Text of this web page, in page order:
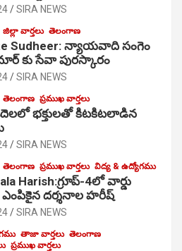
SIRA NEWS
జిల్లా వార్తలు తెలంగాణ
Sudheer: న్యాయవాది సంగెం
కు సేవా పురస్కారం
SIRA NEWS
తెలంగాణ ప్రముఖ వార్తలు
భక్తులతో కిటకిటలాడిన
SIRA NEWS
తెలంగాణ ప్రముఖ వార్తలు విద్య & ఉద్యోగము
Harish:గ్రూప్-4లో వార్డు
దర్శనాల హరీష్
SIRA NEWS
తాజా వార్తలు తెలంగాణ
ప్రముఖ వార్తలు